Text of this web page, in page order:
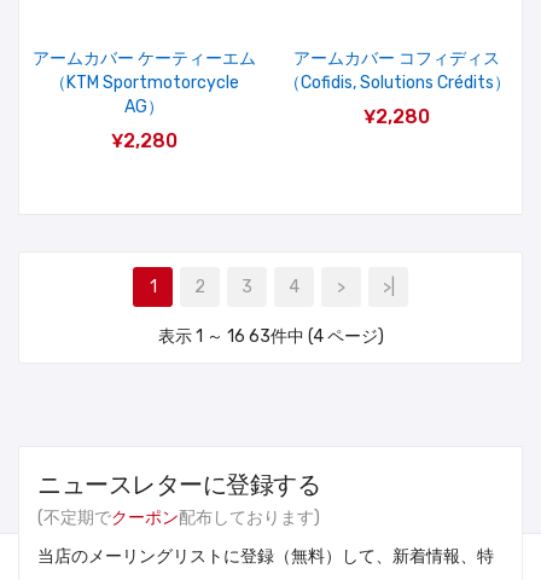
アームカバー ケーティーエム
（KTM Sportmotorcycle
AG）
¥2,280
アームカバー コフィディス
（Cofidis, Solutions Crédits）
¥2,280
1 2 3 4 > >|
表示 1 ～ 16 63件中 (4 ページ)
ニュースレターに登録する
(不定期でクーポン配布しております)
当店のメーリングリストに登録（無料）して、新着情報、特